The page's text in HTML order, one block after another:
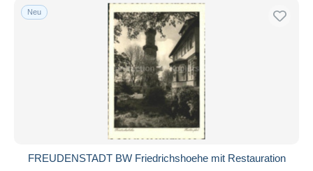
Neu
FREUDENSTADT BW Friedrichshoehe mit Restauration